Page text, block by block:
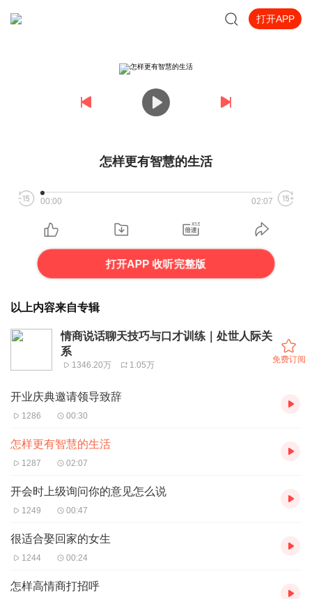
打开APP
怎样更有智慧的生活
00:00 02:07
打开APP 收听完整版
以上内容来自专辑
情商说话聊天技巧与口才训练｜处世人际关
系
1346.20万 1.05万
免费订阅
开业庆典邀请领导致辞
1286 00:30
怎样更有智慧的生活
1287 02:07
开会时上级询问你的意见怎么说
1249 00:47
很适合娶回家的女生
1244 00:24
怎样高情商打招呼